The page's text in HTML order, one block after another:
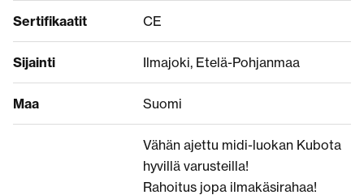
Sertifikaatit CE
Sijainti Ilmajoki, Etelä-Pohjanmaa
Maa Suomi
Vähän ajettu midi-luokan Kubota
hyvillä varusteilla!
Rahoitus jopa ilmakäsirahaa!